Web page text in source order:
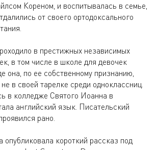
Кореном, и воспитывалась в семье,
от своего ортодоксального
в престижных независимых
в том числе в школе для девочек
она, по ее собственному признанию,
в своей тарелке среди одноклассниц.
в колледже Святого Иоанна в
английский язык. Писательский
рано.
опубликовала короткий рассказ под